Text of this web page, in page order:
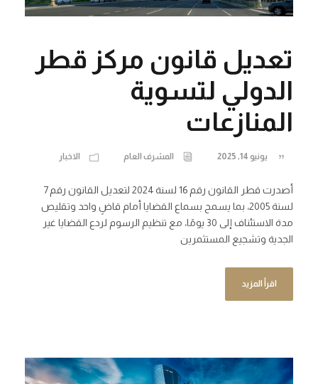
تعديل قانون مركز قطر
الدولي لتسوية
المنازعات
يونيو 14, 2025 المشرف العام الاخبار
أصدرت قطر القانون رقم 16 لسنة 2024 لتعديل القانون رقم 7
لسنة 2005، بما يسمح بسماع القضايا أمام قاضٍ واحد وتقليص
مدة الاستئناف إلى 30 يومًا، مع تنظيم الرسوم لردع القضايا غير
الجدية وتشجيع المستثمرين
اقرأ المزيد